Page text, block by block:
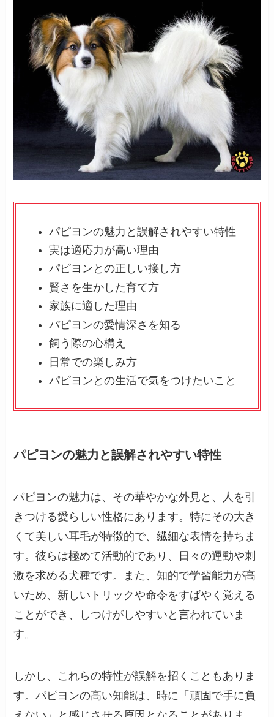
パピヨンの魅力と誤解されやすい特性
実は適応力が高い理由
パピヨンとの正しい接し方
賢さを生かした育て方
家族に適した理由
パピヨンの愛情深さを知る
飼う際の心構え
日常での楽しみ方
パピヨンとの生活で気をつけたいこと
パピヨンの魅力と誤解されやすい特性
パピヨンの魅力は、その華やかな外見と、人を引
きつける愛らしい性格にあります。特にその大き
くて美しい耳毛が特徴的で、繊細な表情を持ちま
す。彼らは極めて活動的であり、日々の運動や刺
激を求める犬種です。また、知的で学習能力が高
いため、新しいトリックや命令をすばやく覚える
ことができ、しつけがしやすいと言われていま
す。
しかし、これらの特性が誤解を招くこともありま
す。パピヨンの高い知能は、時に「頑固で手に負